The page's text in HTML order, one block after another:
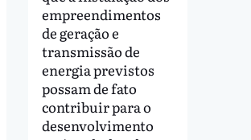
empreendimentos
de geração e
transmissão de
energia previstos
possam de fato
contribuir para o
desenvolvimento